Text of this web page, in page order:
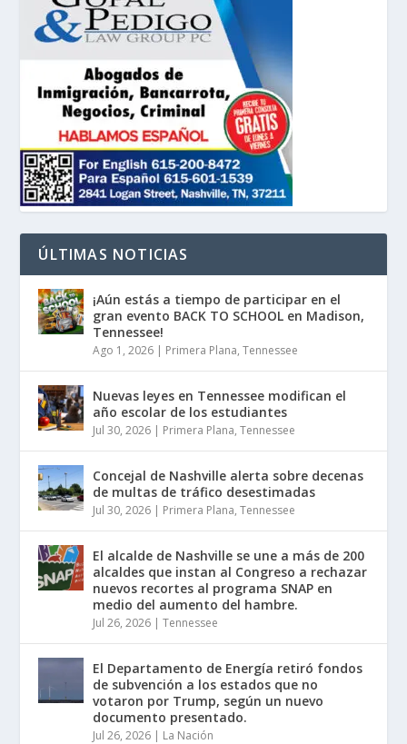
ÚLTIMAS NOTICIAS
¡Aún estás a tiempo de participar en el
gran evento BACK TO SCHOOL en Madison,
Tennessee!
Ago 1, 2026 | Primera Plana,Tennessee
Nuevas leyes en Tennessee modifican el
año escolar de los estudiantes
Jul 30, 2026 | Primera Plana,Tennessee
Concejal de Nashville alerta sobre decenas
de multas de tráfico desestimadas
Jul 30, 2026 | Primera Plana,Tennessee
El alcalde de Nashville se une a más de 200
alcaldes que instan al Congreso a rechazar
nuevos recortes al programa SNAP en
medio del aumento del hambre.
Jul 26, 2026 |Tennessee
El Departamento de Energía retiró fondos
de subvención a los estados que no
votaron por Trump, según un nuevo
documento presentado.
Jul 26, 2026 | La Nación